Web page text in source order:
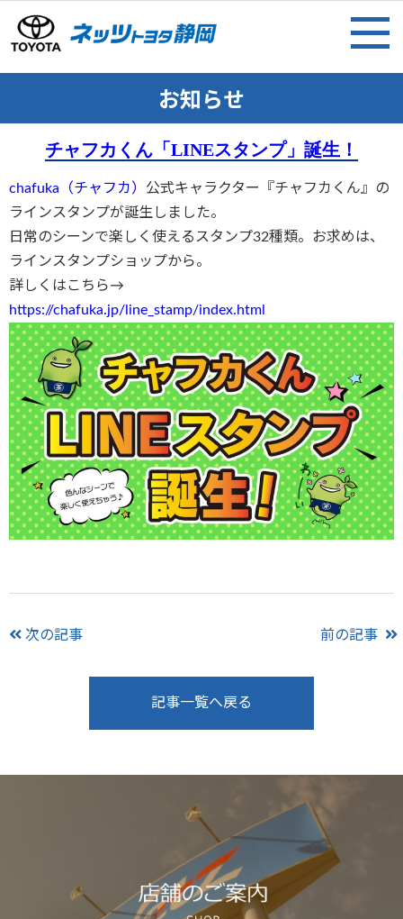
お知らせ
チャフカくん「LINEスタンプ」誕生！
chafuka（チャフカ） 公式キャラクター『チャフカくん』の
ラインスタンプが誕生しました。
日常のシーンで楽しく使えるスタンプ32種類。お求めは、
ラインスタンプショップから。
詳しくはこちら→
https://chafuka.jp/line_stamp/index.html
次の記事 前の記事
記事一覧へ戻る